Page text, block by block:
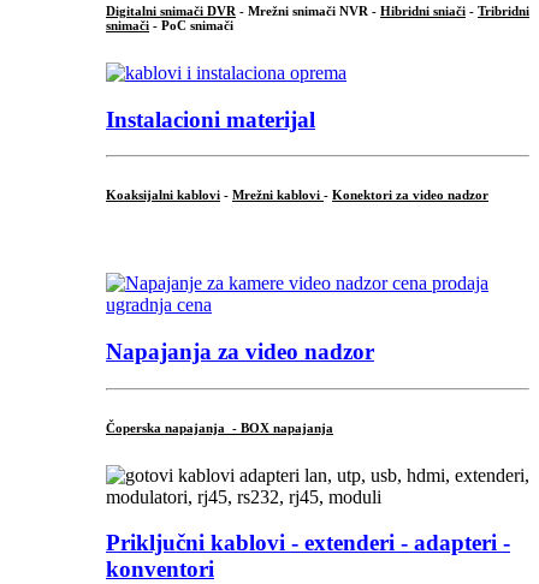
Digitalni snimači DVR - Mrežni snimači NVR - Hibridni sniači - Tribridni
snimači - PoC snimači
Instalacioni materijal
Koaksijalni kablovi - Mrežni kablovi - Konektori za video nadzor
Napajanja za video nadzor
Čoperska napajanja - BOX napajanja
Priključni kablovi - extenderi - adapteri -
konventori